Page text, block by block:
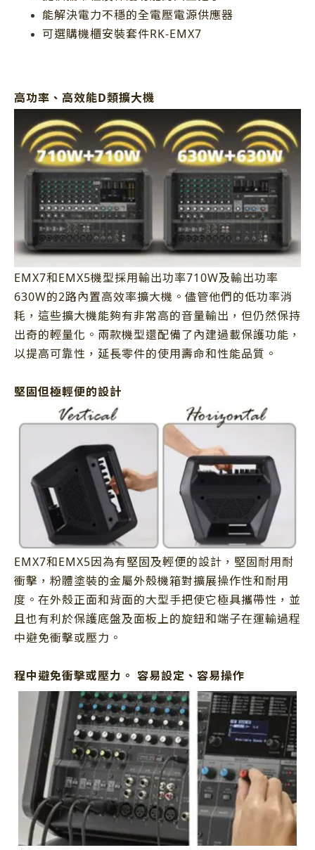
能解決電力不穩的全電壓電源供應器
可選購機櫃安裝套件RK-EMX7
高功率、高效能D類擴大機
EMX7和EMX5機型採用輸出功率710W及輸出功率
630W的2路內置高效率擴大機。儘管他們的低功率消
耗，這些擴大機能夠有非常高的音量輸出，但仍然保持
出奇的輕量化。兩款機型還配備了內建過載保護功能，
以提高可靠性，延長零件的使用壽命和性能品質。
堅固但極輕便的設計
EMX7和EMX5因為有堅固及輕便的設計，堅固耐用耐
衝擊，粉體塗裝的金屬外殼機箱對擴展操作性和耐用
度。在外殼正面和背面的大型手把使它極具攜帶性，並
且也有利於保護底盤及面板上的旋鈕和端子在運輸過程
中避免衝擊或壓力。
程中避免衝擊或壓力。 容易設定、容易操作